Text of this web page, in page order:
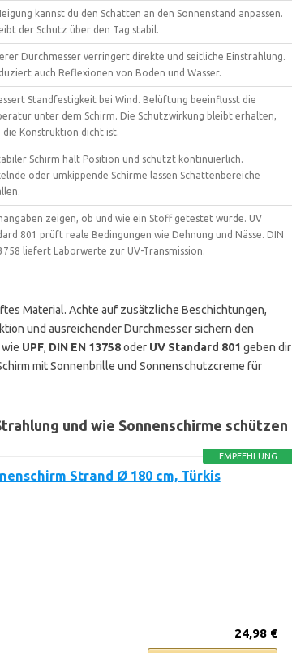
kannst du den Schatten an den Sonnenstand anpassen.
der Schutz über den Tag stabil.
Durchmesser verringert direkte und seitliche Einstrahlung.
auch Reflexionen von Boden und Wasser.
Standfestigkeit bei Wind. Belüftung beeinflusst die
unter dem Schirm. Die Schutzwirkung bleibt erhalten,
die Konstruktion dicht ist.
Schirm hält Position und schützt kontinuierlich.
oder umkippende Schirme lassen Schattenbereiche
zeigen, ob und wie ein Stoff getestet wurde. UV
801 prüft reale Bedingungen wie Dehnung und Nässe. DIN
liefert Laborwerte zur UV-Transmission.
Material. Achte auf zusätzliche Beschichtungen,
und ausreichender Durchmesser sichern den
UPF, DIN EN 13758oder UV Standard 801 geben dir
mit Sonnenbrille und Sonnenschutzcreme für
und wie Sonnenschirme schützen
EMPFEHLUNG
Strand Ø 180 cm, Türkis
24,98 €